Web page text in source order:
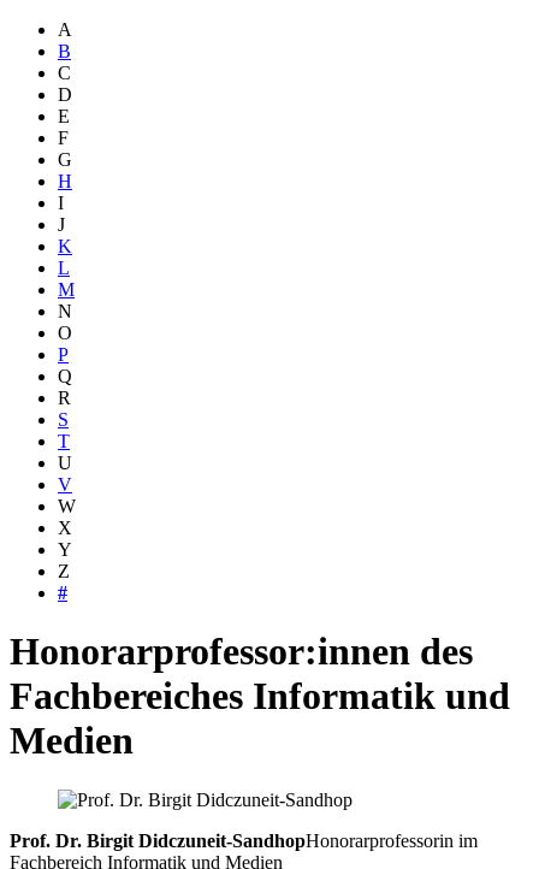
A
B
C
D
E
F
G
H
I
J
K
L
M
N
O
P
Q
R
S
T
U
V
W
X
Y
Z
#
Honorarprofessor:innen des
Fachbereiches Informatik und
Medien
Prof. Dr. Birgit Didczuneit-SandhopHonorarprofessorin im
Fachbereich Informatik und Medien